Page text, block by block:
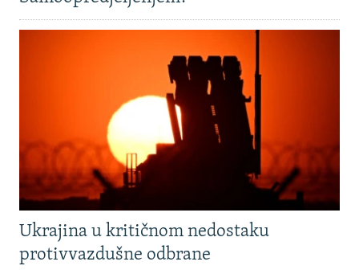
Ukrajina u kritičnom nedostaku
protivvazdušne odbrane